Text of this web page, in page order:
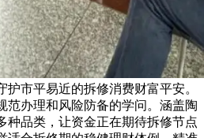
市平易近的拆修消费财富平安。
范办理和风险防备的学问。涵盖陶
种品类，让资金正在期待拆修节点